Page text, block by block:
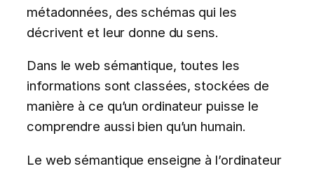
métadonnées, des schémas qui les
décrivent et leur donne du sens.
Dans le web sémantique, toutes les
informations sont classées, stockées de
manière à ce qu’un ordinateur puisse le
comprendre aussi bien qu’un humain.
Le web sémantique enseigne à l’ordinateur